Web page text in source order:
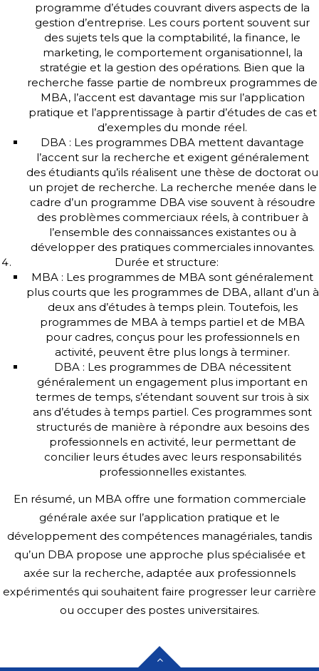
programme d’études couvrant divers aspects de la
gestion d’entreprise. Les cours portent souvent sur
des sujets tels que la comptabilité, la finance, le
marketing, le comportement organisationnel, la
stratégie et la gestion des opérations. Bien que la
recherche fasse partie de nombreux programmes de
MBA, l’accent est davantage mis sur l’application
pratique et l’apprentissage à partir d’études de cas et
d’exemples du monde réel.
DBA : Les programmes DBA mettent davantage
l’accent sur la recherche et exigent généralement
des étudiants qu’ils réalisent une thèse de doctorat ou
un projet de recherche. La recherche menée dans le
cadre d’un programme DBA vise souvent à résoudre
des problèmes commerciaux réels, à contribuer à
l’ensemble des connaissances existantes ou à
développer des pratiques commerciales innovantes.
Durée et structure:
MBA : Les programmes de MBA sont généralement
plus courts que les programmes de DBA, allant d’un à
deux ans d’études à temps plein. Toutefois, les
programmes de MBA à temps partiel et de MBA
pour cadres, conçus pour les professionnels en
activité, peuvent être plus longs à terminer.
DBA : Les programmes de DBA nécessitent
généralement un engagement plus important en
termes de temps, s’étendant souvent sur trois à six
ans d’études à temps partiel. Ces programmes sont
structurés de manière à répondre aux besoins des
professionnels en activité, leur permettant de
concilier leurs études avec leurs responsabilités
professionnelles existantes.
En résumé, un MBA offre une formation commerciale
générale axée sur l’application pratique et le
développement des compétences managériales, tandis
qu’un DBA propose une approche plus spécialisée et
axée sur la recherche, adaptée aux professionnels
expérimentés qui souhaitent faire progresser leur carrière
ou occuper des postes universitaires.